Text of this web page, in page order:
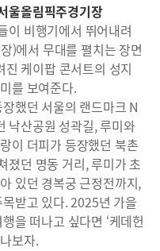
울올림픽주경기장
이 비행기에서 뛰어내려
)에서 무대를 펼치는 장면
케이팝 콘서트의 성지
를 보여준다.
했던 서울의 랜드마크 N
낙산공원 성곽길, 루미와
이 더피가 등장했던 북촌
졌던 명동 거리, 루미가 초
있던 경복궁 근정전까지,
목받고 있다. 2025년 가을
을 떠나고 싶다면 ‘케데헌
나보자.